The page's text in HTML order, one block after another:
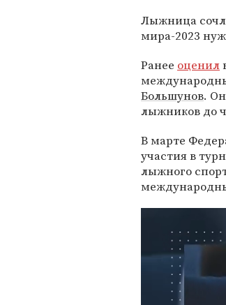
Лыжница
мира-2023
Ранее оценил
Большунов.
лыжников до
В марте
участия в
лыжного